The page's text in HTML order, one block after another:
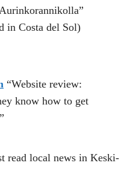
in Costa del Sol)
“Website review:
know how to get
read local news in Keski-